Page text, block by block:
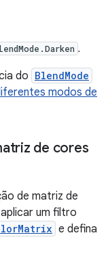
.
do BlendMode
modos de
de cores
de matriz de
um filtro
e defina